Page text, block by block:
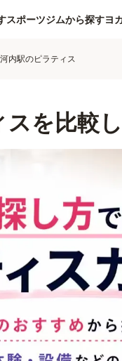
スポーツジムから探すヨ
内駅のピラティス
を比較